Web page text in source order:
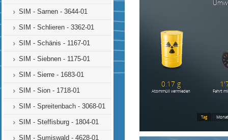
SIM - Sarnen - 3644-01
SIM - Schlieren - 3362-01
SIM - Schänis - 1167-01
SIM - Siebnen - 1175-01
SIM - Sierre - 1683-01
SIM - Sion - 1718-01
SIM - Spreitenbach - 3068-01
SIM - Steffisburg - 1804-01
SIM - Sumiswald - 4628-01